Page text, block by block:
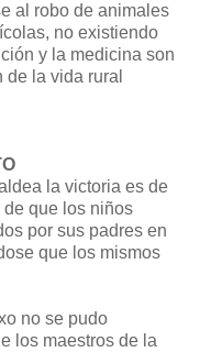
al robo de animales
no existiendo
y la medicina son
la vida rural
la victoria es de
que los niños
por sus padres en
que los mismos
no se pudo
los maestros de la